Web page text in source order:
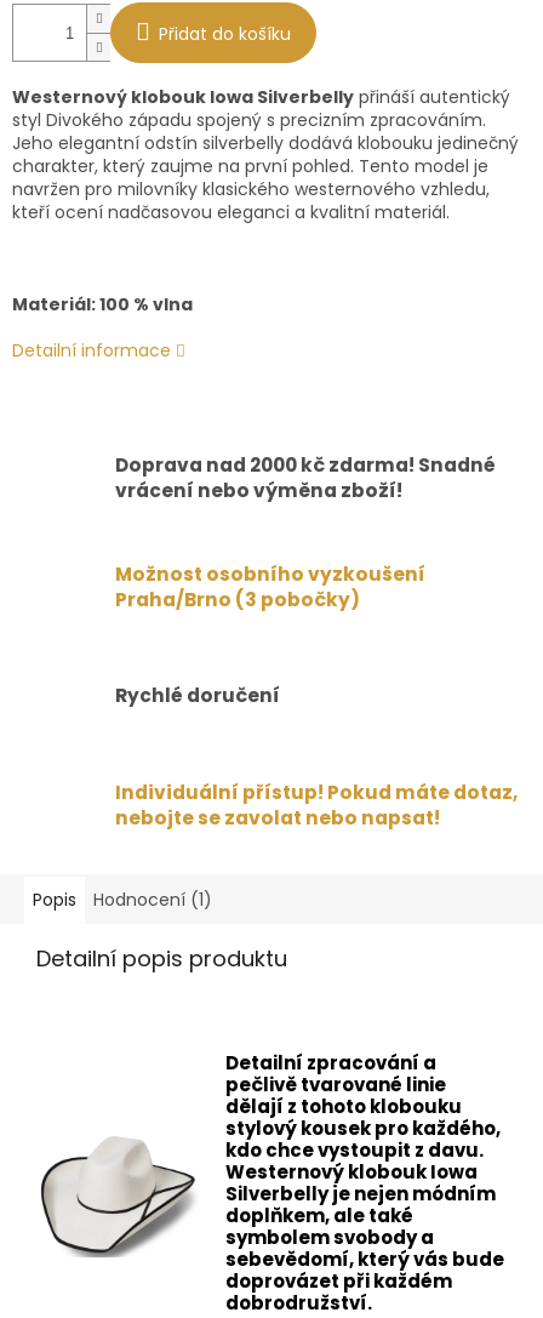
Přidat do košíku
Westernový klobouk Iowa Silverbelly přináší autentický
styl Divokého západu spojený s precizním zpracováním.
Jeho elegantní odstín silverbelly dodává klobouku jedinečný
charakter, který zaujme na první pohled. Tento model je
navržen pro milovníky klasického westernového vzhledu,
kteří ocení nadčasovou eleganci a kvalitní materiál.
Materiál: 100 % vlna
Detailní informace
Doprava nad 2000 kč zdarma! Snadné
vrácení nebo výměna zboží!
Možnost osobního vyzkoušení
Praha/Brno (3 pobočky)
Rychlé doručení
Individuální přístup! Pokud máte dotaz,
nebojte se zavolat nebo napsat!
Popis Hodnocení (1)
Detailní popis produktu
Detailní zpracování a
pečlivě tvarované linie
dělají z tohoto klobouku
stylový kousek pro každého,
kdo chce vystoupit z davu.
Westernový klobouk Iowa
Silverbelly je nejen módním
doplňkem, ale také
symbolem svobody a
sebevědomí, který vás bude
doprovázet při každém
dobrodružství.